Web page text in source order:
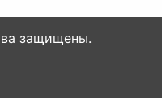
защищены.